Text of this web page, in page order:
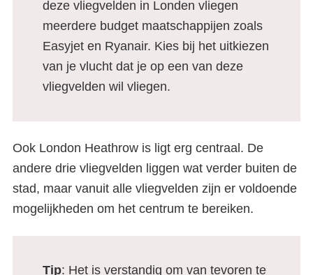
deze vliegvelden in Londen vliegen
meerdere budget maatschappijen zoals
Easyjet en Ryanair. Kies bij het uitkiezen
van je vlucht dat je op een van deze
vliegvelden wil vliegen.
Ook London Heathrow is ligt erg centraal. De
andere drie vliegvelden liggen wat verder buiten de
stad, maar vanuit alle vliegvelden zijn er voldoende
mogelijkheden om het centrum te bereiken.
Tip: Het is verstandig om van tevoren te